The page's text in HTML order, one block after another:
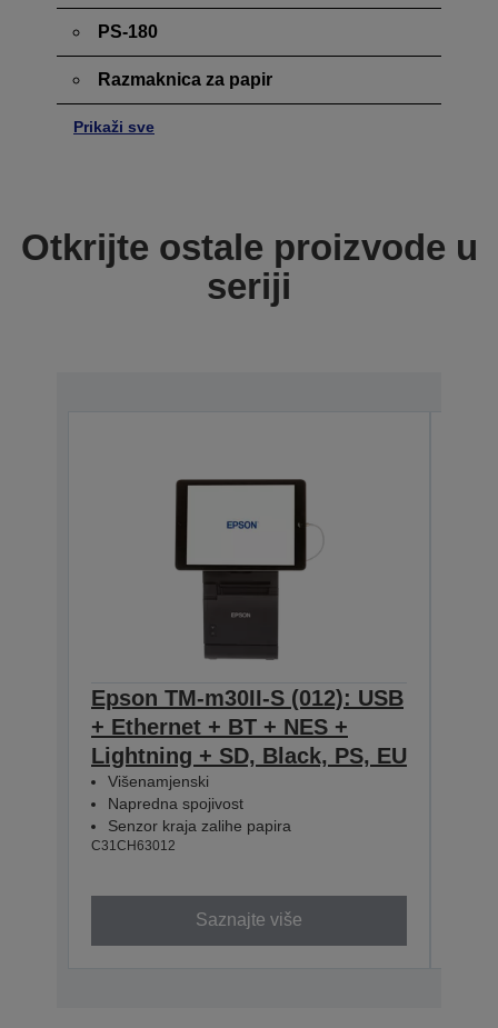
PS-180
Razmaknica za papir
Prikaži sve
Otkrijte ostale proizvode u
seriji
Epson TM-m30II-S (012): USB
+ Ethernet + BT + NES +
Lightning + SD, Black, PS, EU
Višenamjenski
Napredna spojivost
Senzor kraja zalihe papira
C31CH63012
Saznajte više